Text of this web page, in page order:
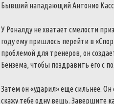
Бывший нападающий Антонио
У Роналду не хватает смелости
году ему пришлось перейти в
проблемой для тренеров, он
Бензема, чтобы поздравить его с
Затем он «ударил» еще сильнее.
скажу тебе одну вещь. Завершите